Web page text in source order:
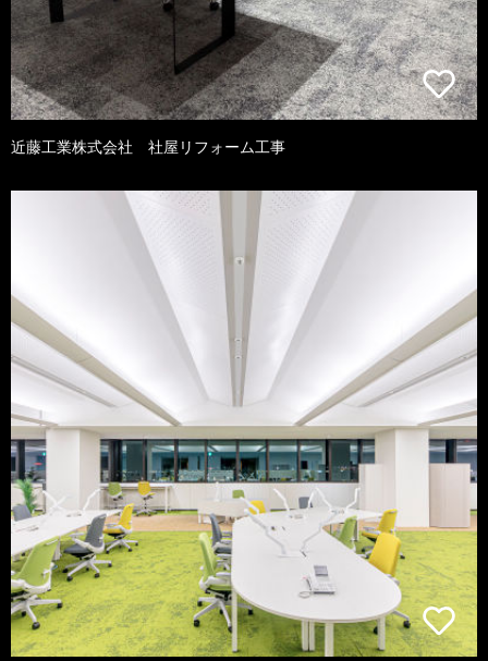
近藤工業株式会社 社屋リフォーム工事